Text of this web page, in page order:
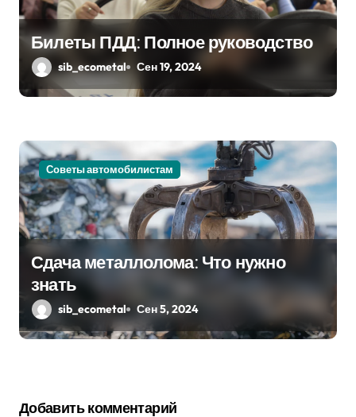
Билеты ПДД: Полное руководство
sib_ecometal Сен 19, 2024
Советы автомобилистам
Сдача металлолома: Что нужно
знать
sib_ecometal Сен 5, 2024
Добавить комментарий